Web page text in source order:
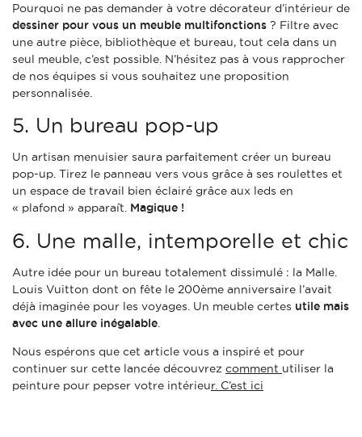
Pourquoi ne pas demander à votre décorateur d’intérieur de
dessiner pour vous un meuble multifonctions ? Filtre avec
une autre pièce, bibliothèque et bureau, tout cela dans un
seul meuble, c’est possible. N’hésitez pas à vous rapprocher
de nos équipes si vous souhaitez une proposition
personnalisée.
5. Un bureau pop-up
Un artisan menuisier saura parfaitement créer un bureau
pop-up. Tirez le panneau vers vous grâce à ses roulettes et
un espace de travail bien éclairé grâce aux leds en
« plafond » apparaît. Magique !
6. Une malle, intemporelle et chic
Autre idée pour un bureau totalement dissimulé : la Malle.
Louis Vuitton dont on fête le 200ème anniversaire l’avait
déjà imaginée pour les voyages. Un meuble certes utile mais
avec une allure inégalable
Nous espérons que cet article vous a inspiré et pour
continuer sur cette lancée découvrez comment utiliser la
peinture pour pepser votre intérieur. C’est ici